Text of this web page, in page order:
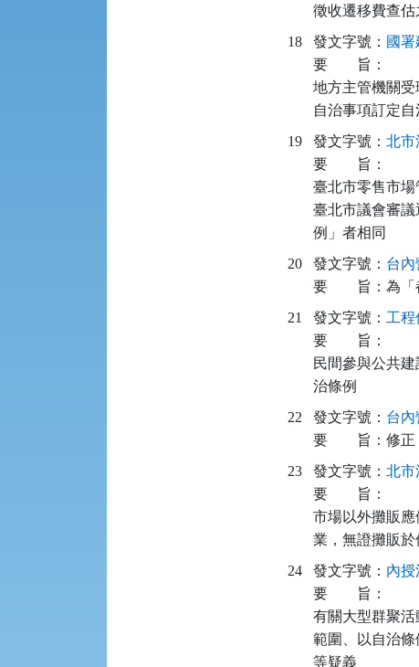
徵收遷移費查
18
發文字號： 國署
要
旨：
地方主管機關
自治事項訂定
19
發文字號： 北市
要
旨：
臺北市零售市
臺北市議會審
例」者相同
20
發文字號： 台內
要
旨： 為「
21
發文字號： 工程
要
旨：
民間參與公共
治條例
22
發文字號： 台內
要
旨： 修正
23
發文字號： 北市
要
旨：
市場以外攤販
業，無證攤販
24
發文字號： 內授
要
旨：
有關大型群聚
範圍、以自治
等疑義